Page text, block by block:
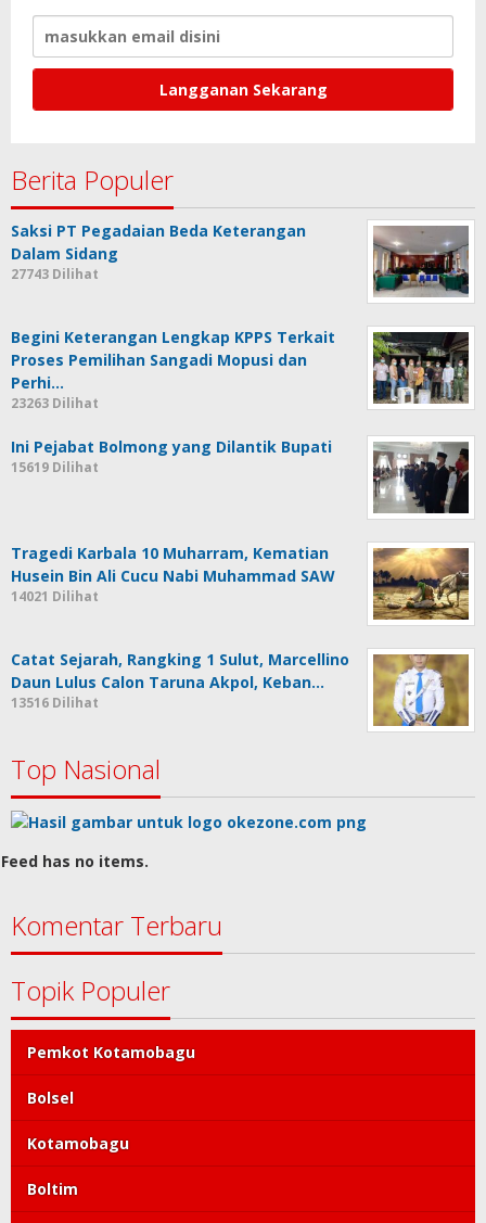
Berita Populer
Saksi PT Pegadaian Beda Keterangan
Dalam Sidang
27743 Dilihat
Begini Keterangan Lengkap KPPS Terkait
Proses Pemilihan Sangadi Mopusi dan
Perhi…
23263 Dilihat
Ini Pejabat Bolmong yang Dilantik Bupati
15619 Dilihat
Tragedi Karbala 10 Muharram, Kematian
Husein Bin Ali Cucu Nabi Muhammad SAW
14021 Dilihat
Catat Sejarah, Rangking 1 Sulut, Marcellino
Daun Lulus Calon Taruna Akpol, Keban…
13516 Dilihat
Top Nasional
Feed has no items.
Komentar Terbaru
Topik Populer
Pemkot Kotamobagu
Bolsel
Kotamobagu
Boltim